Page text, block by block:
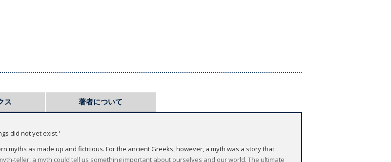
ス 著者について
did not yet exist.'
myths as made up and fictitious. For the ancient Greeks, however, a myth was a story that
teller, a myth could tell us something important about ourselves and our world. The ultimate